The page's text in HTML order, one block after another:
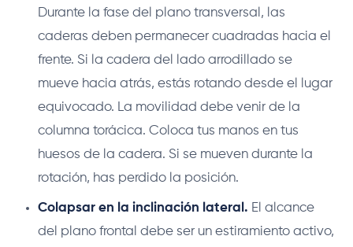
Durante la fase del plano transversal, las
caderas deben permanecer cuadradas hacia el
frente. Si la cadera del lado arrodillado se
mueve hacia atrás, estás rotando desde el lugar
equivocado. La movilidad debe venir de la
columna torácica. Coloca tus manos en tus
huesos de la cadera. Si se mueven durante la
rotación, has perdido la posición.
Colapsar en la inclinación lateral. El alcance
del plano frontal debe ser un estiramiento activo,